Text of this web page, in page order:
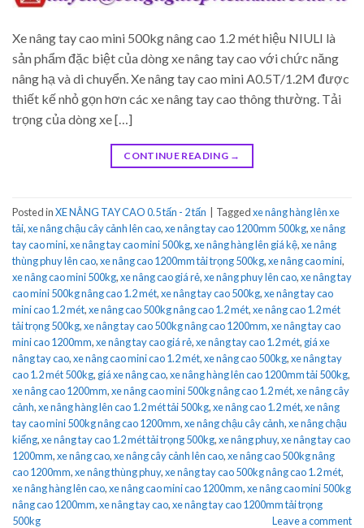
Xe nâng tay cao mini 500kg nâng cao 1.2 mét hiệu NIULI là
sản phẩm đặc biệt của dòng xe nâng tay cao với chức năng
nâng hạ và di chuyển. Xe nâng tay cao mini A0.5T/1.2M được
thiết kế nhỏ gọn hơn các xe nâng tay cao thông thường. Tải
trọng của dòng xe […]
CONTINUE READING →
Posted inXE NÂNG TAY CAO 0.5 tấn - 2 tấn Taggedxe nâng hàng lên xe
tải,xe nâng chậu cây cảnh lên cao,xe nâng tay cao 1200mm 500kg,xe nâng
tay cao mini,xe nâng tay cao mini 500kg,xe nâng hàng lên giá kệ,xe nâng
thùng phuy lên cao,xe nâng cao 1200mm tải trọng 500kg,xe nâng cao mini,
xe nâng cao mini 500kg,xe nâng cao giá rẻ,xe nâng phuy lên cao,xe nâng tay
cao mini 500kg nâng cao 1.2 mét,xe nâng tay cao 500kg,xe nâng tay cao
mini cao 1.2 mét,xe nâng cao 500kg nâng cao 1.2 mét,xe nâng cao 1.2 mét
tải trọng 500kg,xe nâng tay cao 500kg nâng cao 1200mm,xe nâng tay cao
mini cao 1200mm,xe nâng tay cao giá rẻ,xe nâng tay cao 1.2 mét, giá xe
nâng tay cao,xe nâng cao mini cao 1.2 mét,xe nâng cao 500kg,xe nâng tay
cao 1.2 mét 500kg, giá xe nâng cao,xe nâng hàng lên cao 1200mm tải 500kg,
xe nâng cao 1200mm,xe nâng cao mini 500kg nâng cao 1.2 mét,xe nâng cây
cảnh,xe nâng hàng lên cao 1.2 mét tải 500kg,xe nâng cao 1.2 mét,xe nâng
tay cao mini 500kg nâng cao 1200mm,xe nâng chậu cây cảnh,xe nâng chậu
kiểng,xe nâng tay cao 1.2 mét tải trọng 500kg,xe nâng phuy,xe nâng tay cao
1200mm,xe nâng cao,xe nâng cây cảnh lên cao,xe nâng cao 500kg nâng
cao 1200mm,xe nâng thùng phuy,xe nâng tay cao 500kg nâng cao 1.2 mét,
xe nâng hàng lên cao,xe nâng cao mini cao 1200mm,xe nâng cao mini 500kg
nâng cao 1200mm,xe nâng tay cao,xe nâng tay cao 1200mm tải trọng
500kg
Leave a comment